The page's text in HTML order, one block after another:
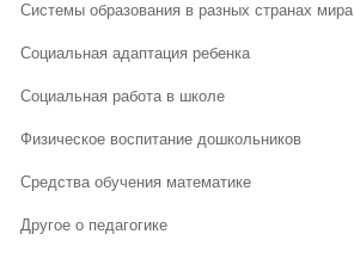
Системы образования в разных странах мира
Социальная адаптация ребенка
Социальная работа в школе
Физическое воспитание дошкольников
Средства обучения математике
Другое о педагогике